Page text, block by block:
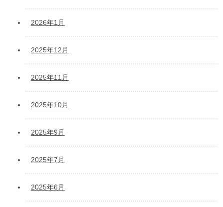
2026年1月
2025年12月
2025年11月
2025年10月
2025年9月
2025年7月
2025年6月